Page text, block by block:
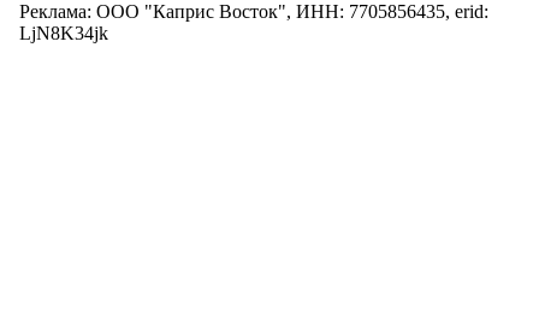
Реклама: ООО "Каприс Восток", ИНН: 7705856435, erid:
LjN8K34jk